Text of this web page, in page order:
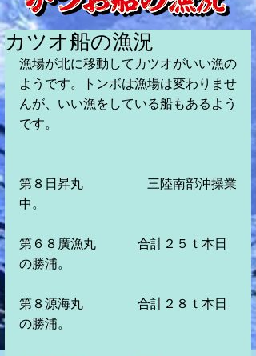
カツオ船の漁況
漁場が北に移動してカツオがいい漁の
ようです。トンボは漁場は変わりませ
んが、いい漁をしている船もあるよう
です。
第８日昇丸　　　　　三陸南部沖操業
中。
第６８廣漁丸　　　 合計２５ｔ本日
の勝浦。
第８源海丸　　　 　合計２８ｔ本日
の勝浦。